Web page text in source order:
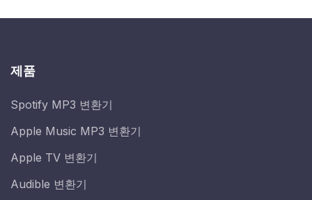
제품
Spotify MP3 변환기
Apple Music MP3 변환기
Apple TV 변환기
Audible 변환기